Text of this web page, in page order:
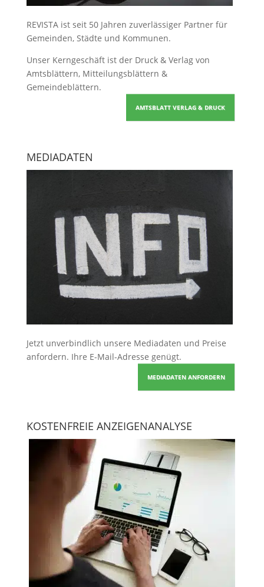
REVISTA ist seit 50 Jahren zuverlässiger Partner für
Gemeinden, Städte und Kommunen.
Unser Kerngeschäft ist der Druck & Verlag von
Amtsblättern, Mitteilungsblättern &
Gemeindeblättern.
AMTSBLATT VERLAG & DRUCK
MEDIADATEN
Jetzt unverbindlich unsere Mediadaten und Preise
anfordern. Ihre E-Mail-Adresse genügt.
MEDIADATEN ANFORDERN
KOSTENFREIE ANZEIGENANALYSE